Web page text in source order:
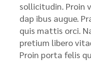
sollicitudin. Proin
dap ibus augue.
quis mattis orci.
pretium libero
Proin porta felis